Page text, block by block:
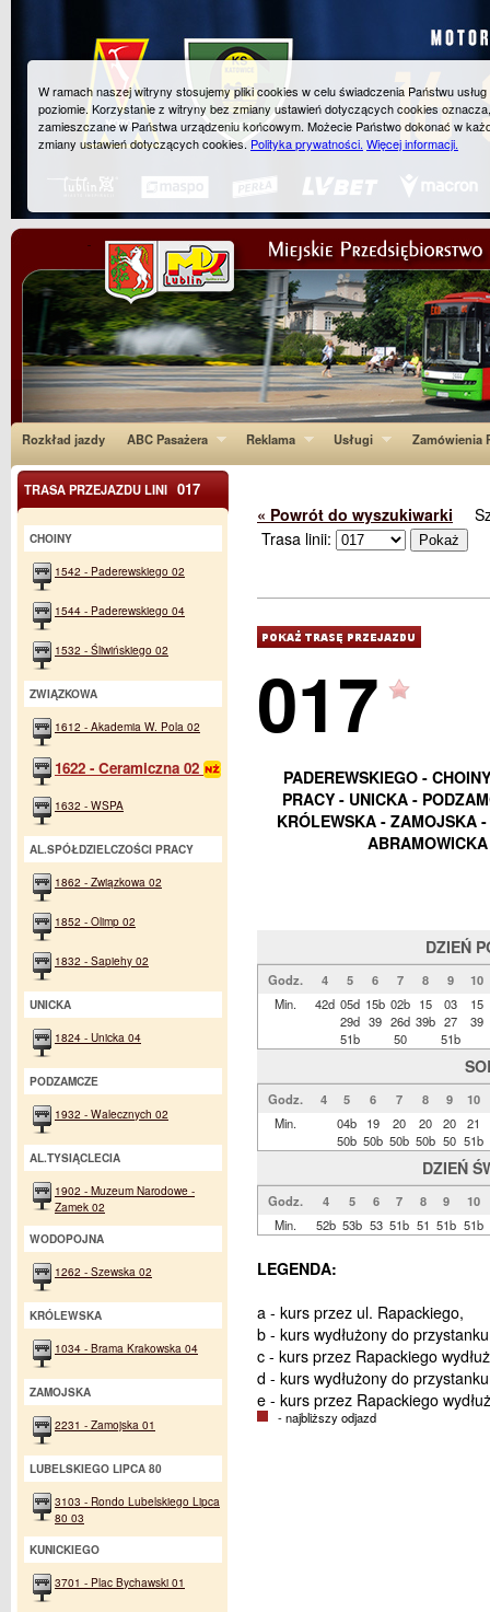
Rozkład jazdy ABC Pasażera Reklama Usługi Zamówienia
« Powrót do wyszukiwarki
Trasa linii:
017
PADEREWSKIEGO -
PRACY - UNICKA -
KRÓLEWSKA - ZAMOJSKA
DZIEŃ
Godz. 4 5 6 7 8 9
10
Min.
42d 05d
29d
51b
15b
39
02b
26d
50
15
39b
03
27
51b
15
39
Godz. 4 5 6 7 8 9
10
Min.
04b
50b
19
50b
20
50b
20
50b
20
50
21
51b
DZIEŃ
Godz. 4 5 6 7 8 9
10
Min.
52b 53b 53 51b 51 51b 51b
LEGENDA:
a - kurs przez ul. Rapackiego,
b - kurs wydłużony do
c - kurs przez Rapackiego
d - kurs wydłużony do
e - kurs przez Rapackiego
- najbliższy odjazd
TRASA PRZEJAZDU LINI 017
CHOINY
1542 - Paderewskiego 02
1544 - Paderewskiego 04
1532 - Śliwińskiego 02
ZWIĄZKOWA
1612 - Akademia W. Pola 02
1622 - Ceramiczna 02
1632 - WSPA
AL.SPÓŁDZIELCZOŚCI PRACY
1862 - Związkowa 02
1852 - Olimp 02
1832 - Sapiehy 02
UNICKA
1824 - Unicka 04
PODZAMCZE
1932 - Walecznych 02
AL.TYSIĄCLECIA
1902 - Muzeum Narodowe -
Zamek 02
WODOPOJNA
1262 - Szewska 02
KRÓLEWSKA
1034 - Brama Krakowska 04
ZAMOJSKA
2231 - Zamojska 01
LUBELSKIEGO LIPCA 80
3103 - Rondo Lubelskiego Lipca
80 03
KUNICKIEGO
3701 - Plac Bychawski 01
W ramach naszej witryny stosujemy pliki cookies w celu świadczenia Państwu
poziomie. Korzystanie z witryny bez zmiany ustawień dotyczących cookies
zamieszczane w Państwa urządzeniu końcowym. Możecie Państwo dokonać w
zmiany ustawień dotyczących cookies.Polityka prywatności. Więcej informacji.